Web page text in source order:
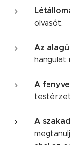
olvasót.
Az
hangulat
A
A